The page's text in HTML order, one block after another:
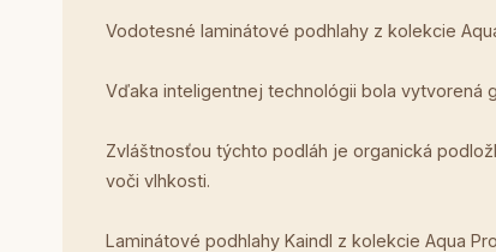
Vodotesné laminátové podhlahy z kolekcie
Vďaka inteligentnej technológii bola vytvorená
Zvláštnosťou týchto podláh je organická
voči vlhkosti.
Laminátové podhlahy Kaindl z kolekcie Aqua